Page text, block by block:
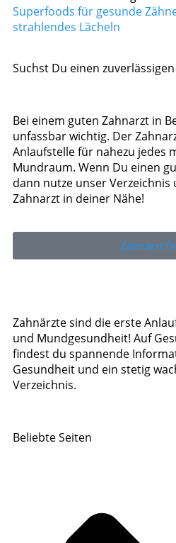
Superfoods für gesunde
strahlendes Lächeln
Suchst Du einen
Bei einem guten Zahnarzt in
unfassbar wichtig. Der
Anlaufstelle für nahezu jedes
Mundraum. Wenn Du einen
dann nutze unser Verzeichnis
Zahnarzt in deiner Nähe!
Zahnarzt
Zahnärzte sind die erste
und Mundgesundheit! Auf
findest du spannende
Gesundheit und ein stetig
Verzeichnis.
Beliebte Seiten